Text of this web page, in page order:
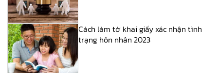
Cách làm tờ khai giấy xác nhận tình
trạng hôn nhân 2023